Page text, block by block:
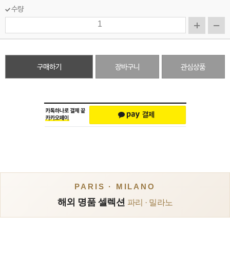
수량
구매하기 장바구니 관심상품
PARIS · MILANO
해외 명품 셀렉션 파리 · 밀라노